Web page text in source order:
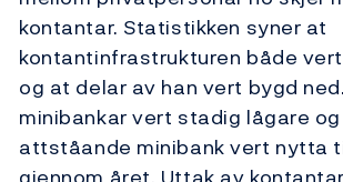
kontantar. Statistikken syner at
kontantinfrastrukturen både
og at delar av han vert bygd
minibankar vert stadig lågare
attståande minibank vert nytta